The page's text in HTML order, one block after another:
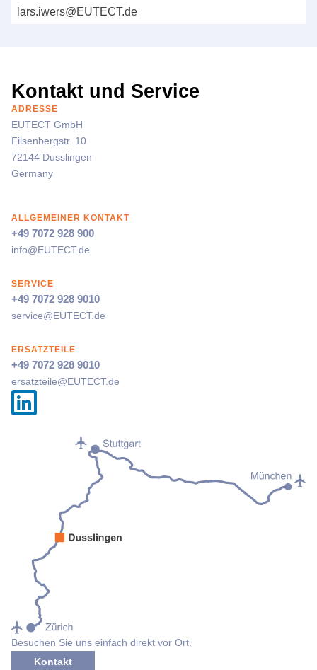
lars.iwers@EUTECT.de
Kontakt und Service
ADRESSE
EUTECT GmbH
Filsenbergstr. 10
72144 Dusslingen
Germany
ALLGEMEINER KONTAKT
+49 7072 928 900
info@EUTECT.de
SERVICE
+49 7072 928 9010
service@EUTECT.de
ERSATZTEILE
+49 7072 928 9010
ersatzteile@EUTECT.de
Besuchen Sie uns einfach direkt vor Ort.
Kontakt